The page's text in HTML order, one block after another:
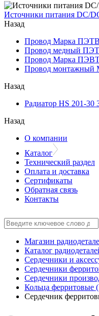
Источники питания DC/
Назад
Провод Марка
Провод медный
Провод Марка
Провод
Назад
Радиатор HS 201-30
Назад
О компании
Каталог
Технический раздел
Оплата и доставка
Сертификаты
Обратная связь
Контакты
Магазин
Каталог
Сердечники и
Сердечники
Сердечники
Кольца ферритовые
Сердечник